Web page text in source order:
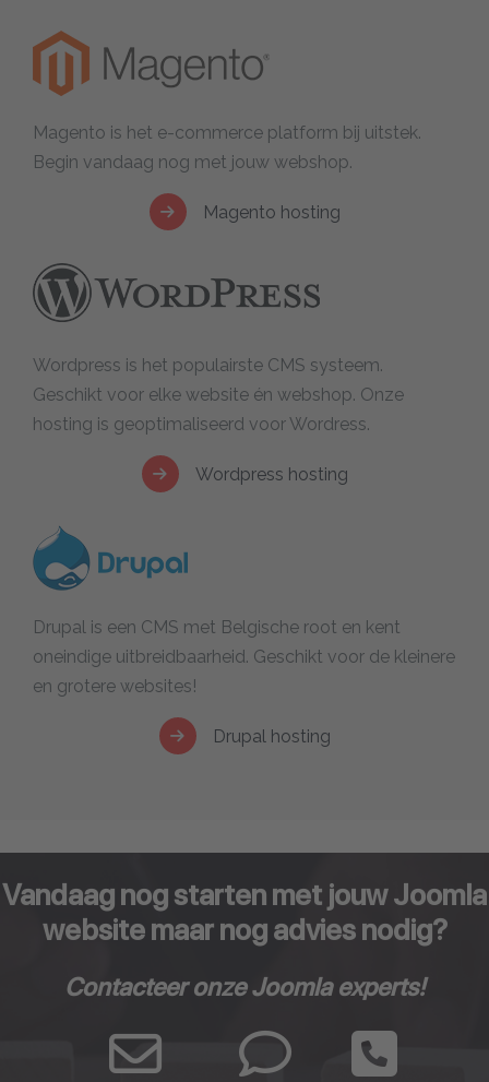
Magento is het e-commerce platform bij uitstek.
Begin vandaag nog met jouw webshop.
Magento hosting
Wordpress is het populairste CMS systeem.
Geschikt voor elke website én webshop. Onze
hosting is geoptimaliseerd voor Wordress.
Wordpress hosting
Drupal is een CMS met Belgische root en kent
oneindige uitbreidbaarheid. Geschikt voor de kleinere
en grotere websites!
Drupal hosting
Vandaag nog starten met jouw Joomla
website maar nog advies nodig?
Contacteer onze Joomla experts!